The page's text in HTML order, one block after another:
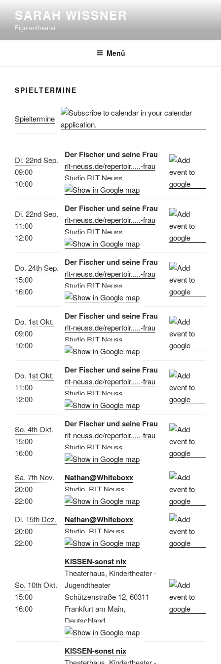
Inhalt
springen
SARAH WISSNER
Figurentheater
Menü
SPIELTERMINE
Spieltermine
Di. 22nd Sep.
09:00
10:00
Der Fischer und seine Frau
rlt-neuss.de/repertoir.....-frau
Studio RLT Neuss
Di. 22nd Sep.
11:00
12:00
Der Fischer und seine Frau
rlt-neuss.de/repertoir.....-frau
Studio RLT Neuss
Do. 24th Sep.
15:00
16:00
Der Fischer und seine Frau
rlt-neuss.de/repertoir.....-frau
Studio RLT Neuss
Do. 1st Okt.
09:00
10:00
Der Fischer und seine Frau
rlt-neuss.de/repertoir.....-frau
Studio RLT Neuss
Do. 1st Okt.
11:00
12:00
Der Fischer und seine Frau
rlt-neuss.de/repertoir.....-frau
Studio RLT Neuss
So. 4th Okt.
15:00
16:00
Der Fischer und seine Frau
rlt-neuss.de/repertoir.....-frau
Studio RLT Neuss
Sa. 7th Nov.
20:00
22:00
Nathan@Whiteboxx
Studio, RLT Neuss
Di. 15th Dez.
20:00
22:00
Nathan@Whiteboxx
Studio, RLT Neuss
So. 10th Okt.
15:00
16:00
KISSEN-sonst nix
Theaterhaus, Kindertheater -
Jugendtheater
Schützenstraße 12, 60311
Frankfurt am Main,
Deutschland
KISSEN-sonst nix